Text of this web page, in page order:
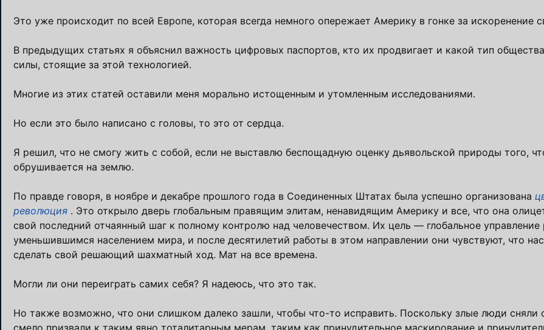
Это уже происходит по всей Европе, которая всегда немного опережает Америку в гонке за искоренение
В предыдущих статьях я объяснил важность цифровых паспортов, кто их продвигает и какой тип
силы, стоящие за этой технологией.
Многие из этих статей оставили меня морально истощенным и утомленным исследованиями.
Но если это было написано с головы, то это от сердца.
Я решил, что не смогу жить с собой, если не выставлю беспощадную оценку дьявольской природы того,
обрушивается на землю.
По правде говоря, в ноябре и декабре прошлого года в Соединенных Штатах была успешно организована
революция . Это открыло дверь глобальным правящим элитам, ненавидящим Америку и все, что она
свой последний отчаянный шаг к полному контролю над человечеством. Их цель — глобальное управление
уменьшившимся населением мира, и после десятилетий работы в этом направлении они чувствуют, что
сделать свой решающий шахматный ход. Мат на все времена.
Могли ли они переиграть самих себя? Я надеюсь, что это так.
Но также возможно, что они слишком далеко зашли, чтобы что-то исправить. Поскольку злые люди сняли